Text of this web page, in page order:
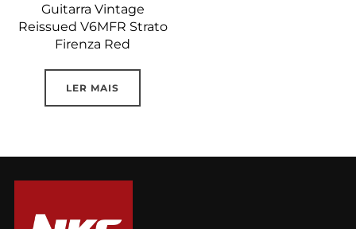
Guitarra Vintage
Reissued V6MFR Strato
Firenza Red
LER MAIS